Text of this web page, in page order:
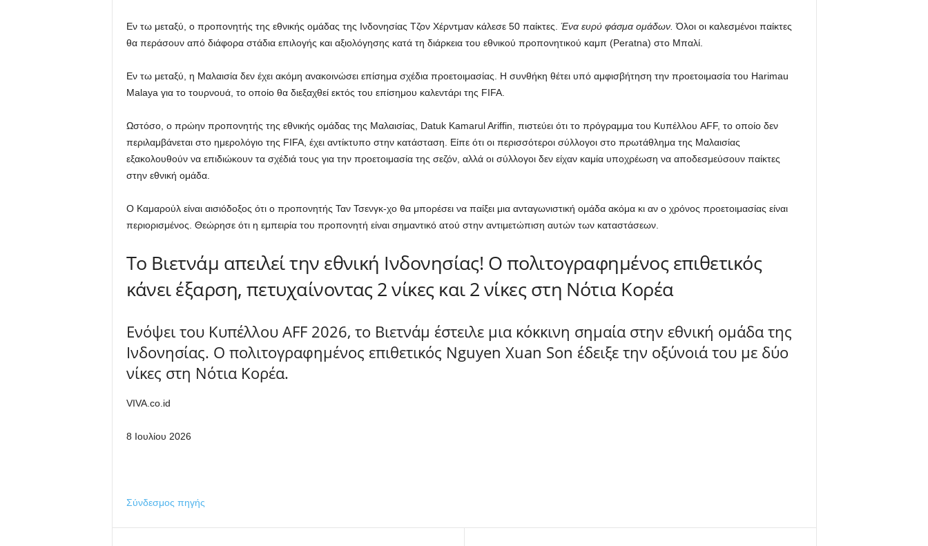
Εν τω μεταξύ, ο προπονητής της εθνικής ομάδας της Ινδονησίας Τζον Χέρντμαν κάλεσε 50 παίκτες. Ένα ευρύ φάσμα ομάδων.Όλοι οι καλεσμένοι παίκτες
θα περάσουν από διάφορα στάδια επιλογής και αξιολόγησης κατά τη διάρκεια του εθνικού προπονητικού καμπ (Peratna) στο Μπαλί.
Εν τω μεταξύ, η Μαλαισία δεν έχει ακόμη ανακοινώσει επίσημα σχέδια προετοιμασίας. Η συνθήκη θέτει υπό αμφισβήτηση την προετοιμασία του Harimau
Malaya για το τουρνουά, το οποίο θα διεξαχθεί εκτός του επίσημου καλεντάρι της FIFA.
Ωστόσο, ο πρώην προπονητής της εθνικής ομάδας της Μαλαισίας, Datuk Kamarul Ariffin, πιστεύει ότι το πρόγραμμα του Κυπέλλου AFF, το οποίο δεν
περιλαμβάνεται στο ημερολόγιο της FIFA, έχει αντίκτυπο στην κατάσταση. Είπε ότι οι περισσότεροι σύλλογοι στο πρωτάθλημα της Μαλαισίας
εξακολουθούν να επιδιώκουν τα σχέδιά τους για την προετοιμασία της σεζόν, αλλά οι σύλλογοι δεν είχαν καμία υποχρέωση να αποδεσμεύσουν παίκτες
στην εθνική ομάδα.
Ο Καμαρούλ είναι αισιόδοξος ότι ο προπονητής Ταν Τσενγκ-χο θα μπορέσει να παίξει μια ανταγωνιστική ομάδα ακόμα κι αν ο χρόνος προετοιμασίας είναι
περιορισμένος. Θεώρησε ότι η εμπειρία του προπονητή είναι σημαντικό ατού στην αντιμετώπιση αυτών των καταστάσεων.
Το Βιετνάμ απειλεί την εθνική Ινδονησίας! Ο πολιτογραφημένος επιθετικός
κάνει έξαρση, πετυχαίνοντας 2 νίκες και 2 νίκες στη Νότια Κορέα
Ενόψει του Κυπέλλου AFF 2026, το Βιετνάμ έστειλε μια κόκκινη σημαία στην εθνική ομάδα της
Ινδονησίας. Ο πολιτογραφημένος επιθετικός Nguyen Xuan Son έδειξε την οξύνοιά του με δύο
νίκες στη Νότια Κορέα.
VIVA.co.id
8 Ιουλίου 2026
Σύνδεσμος πηγής